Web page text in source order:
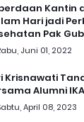
Kantin
Hari jadi
Pak
Juni 01, 2022
Krisnawati
Alumni
April 08, 2023